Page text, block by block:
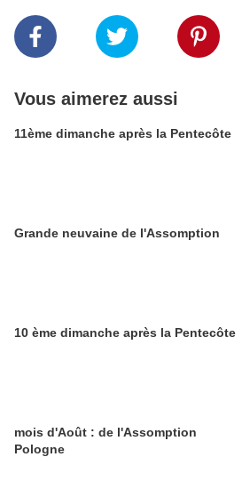
Vous aimerez aussi
11ème dimanche après la Pentecôte
Grande neuvaine de l'Assomption
10 ème dimanche après la Pentecôte
mois d'Août : de l'Assomption
Pologne